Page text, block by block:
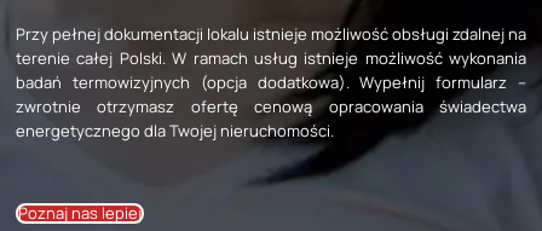
Przy pełnej dokumentacji lokalu istnieje możliwość obsługi zdalnej na
terenie całej Polski. W ramach usług istnieje możliwość wykonania
badań termowizyjnych (opcja dodatkowa). Wypełnij formularz –
zwrotnie otrzymasz ofertę cenową opracowania świadectwa
energetycznego dla Twojej nieruchomości.
Poznaj nas lepiej